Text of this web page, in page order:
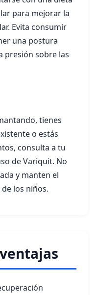
para mejorar la
Evita consumir
una postura
presión sobre las
tienes
o estás
consulta a tu
de Variquit. No
y manten el
los niños.